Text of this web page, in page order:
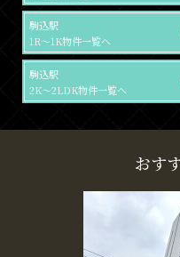
駒込駅
1R～1K物件一覧へ
駒込駅
2K～2LDK物件一覧へ
おす